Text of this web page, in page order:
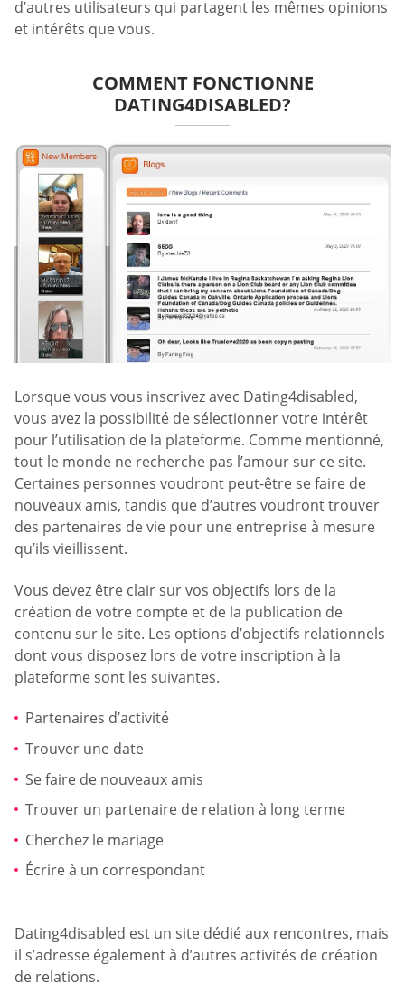
d’autres utilisateurs qui partagent les mêmes opinions
et intérêts que vous.
COMMENT FONCTIONNE
DATING4DISABLED?
Lorsque vous vous inscrivez avec Dating4disabled,
vous avez la possibilité de sélectionner votre intérêt
pour l’utilisation de la plateforme. Comme mentionné,
tout le monde ne recherche pas l’amour sur ce site.
Certaines personnes voudront peut-être se faire de
nouveaux amis, tandis que d’autres voudront trouver
des partenaires de vie pour une entreprise à mesure
qu’ils vieillissent.
Vous devez être clair sur vos objectifs lors de la
création de votre compte et de la publication de
contenu sur le site. Les options d’objectifs relationnels
dont vous disposez lors de votre inscription à la
plateforme sont les suivantes.
Partenaires d’activité
Trouver une date
Se faire de nouveaux amis
Trouver un partenaire de relation à long terme
Cherchez le mariage
Écrire à un correspondant
Dating4disabled est un site dédié aux rencontres, mais
il s’adresse également à d’autres activités de création
de relations.